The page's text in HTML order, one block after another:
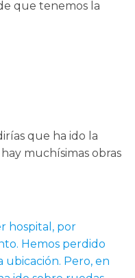
que tenemos la
que ha ido la
muchísimas obras
hospital, por
Hemos perdido
ubicación. Pero, en